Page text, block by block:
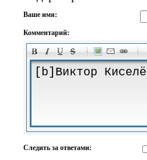
Ваше имя:
Комментарий:
-
-
-
-
-
-
-
-
-
-
-
Следить за ответами: